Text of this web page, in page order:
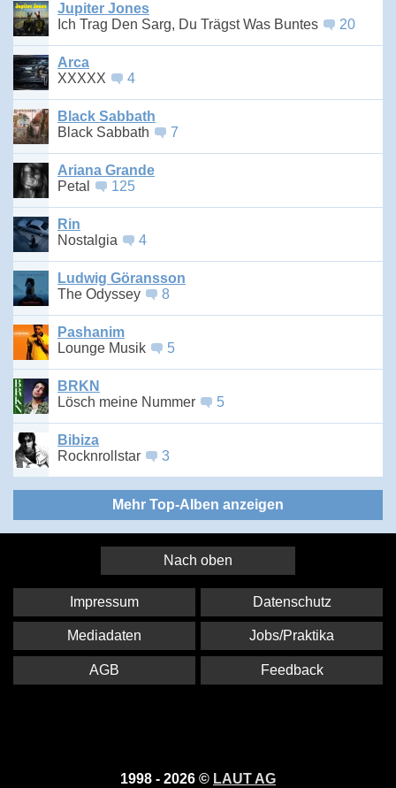
Jupiter Jones
Ich Trag Den Sarg, Du Trägst Was Buntes
20
Arca
XXXXX
4
Black Sabbath
Black Sabbath
7
Ariana Grande
Petal
125
Rin
Nostalgia
4
Ludwig Göransson
The Odyssey
8
Pashanim
Lounge Musik
5
BRKN
Lösch meine Nummer
5
Bibiza
Rocknrollstar
3
Mehr Top-Alben anzeigen
Nach oben
1998 - 2026 © LAUT AG
Impressum Datenschutz
Mediadaten Jobs/Praktika
AGB Feedback